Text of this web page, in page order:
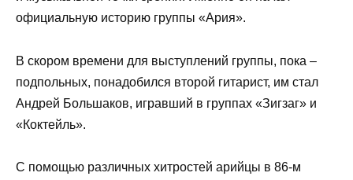
официальную историю группы «Ария».
В скором времени для выступлений группы, пока –
подпольных, понадобился второй гитарист, им стал
Андрей Большаков, игравший в группах «Зигзаг» и
«Коктейль».
С помощью различных хитростей арийцы в 86-м